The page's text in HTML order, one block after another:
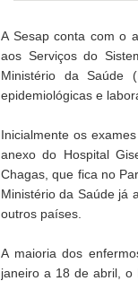
A Sesap conta com o
aos Serviços do
Ministério da Saúde
epidemiológicas e
Inicialmente os
anexo do Hospital
Chagas, que fica no
Ministério da Saúde já
outros países.
A maioria dos
janeiro a 18 de abril, o